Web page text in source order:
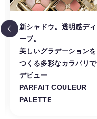
新シャドウ。透明感ディ
ープ。
美しいグラデーションを
つくる多彩なカラバリで
デビュー
PARFAIT COULEUR
PALETTE